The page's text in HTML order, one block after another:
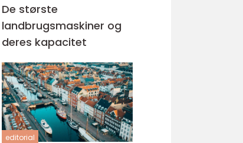
De største
landbrugsmaskiner og
deres kapacitet
editorial